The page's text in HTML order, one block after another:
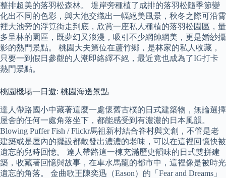
整排超美的落羽松森林。 堤岸旁種植了成排的落羽松隨季節變
化出不同的色彩，與大池交織出一幅絕美風景，秋冬之際可沿霄
裡大池旁的浮筧街走到底，欣賞一座私人種植的落羽松園區，量
多呈林的園區，既夢幻又浪漫，吸引不少網帥網美，更是婚紗攝
影的熱門景點。 桃園大夫第位在蘆竹鄉，是林家的私人收藏，
只要一到假日參觀的人潮即絡繹不絕，最近竟也成為了IG打卡
熱門景點。
桃園機場一日遊: 桃園海邊景點
達人帶路國小中藏著這麼一處懷舊古樸的日式建築物，無論選擇
屋舍的任何一處角落坐下，都能感受到有濃濃的日本風韻。
Blowing Puffer Fish / Flickr馬祖新村結合眷村與文創，不管是老
建築或是屋內的擺設都散發出濃濃的老味，可以在這裡回憶快被
遺忘的兒時回憶。 達人帶路這一棟充滿歷史韻味的日式雙拼建
築，收藏著回憶與故事，在車水馬龍的都市中，這裡像是被時光
遺忘的角落。 金曲歌王陳奕迅（Eason）的「Fear and Dreams」